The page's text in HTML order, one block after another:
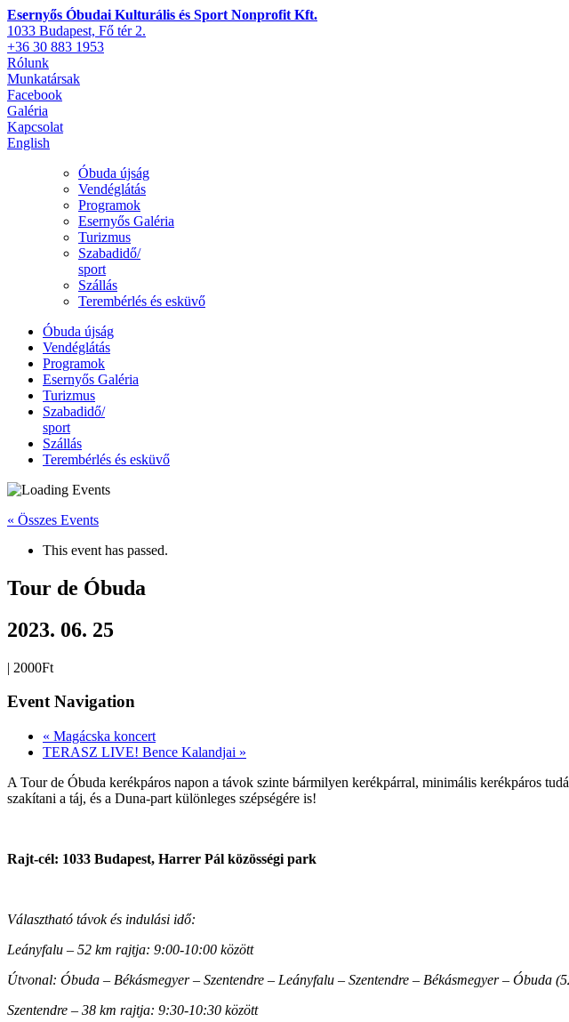
Esernyős Óbudai Kulturális és Sport Nonprofit Kft.
1033 Budapest, Fő tér 2.
+36 30 883 1953
Rólunk
Munkatársak
Facebook
Galéria
Kapcsolat
English
Óbuda újság
Vendéglátás
Programok
Esernyős Galéria
Turizmus
Szabadidő/
sport
Szállás
Terembérlés és esküvő
Óbuda újság
Vendéglátás
Programok
Esernyős Galéria
Turizmus
Szabadidő/
sport
Szállás
Terembérlés és esküvő
« Összes Events
This event has passed.
Tour de Óbuda
2023. 06. 25
| 2000Ft
Event Navigation
« Magácska koncert
TERASZ LIVE! Bence Kalandjai »
A Tour de Óbuda kerékpáros napon a távok szinte bármilyen kerékpárral, minimális kerékpáros
szakítani a táj, és a Duna-part különleges szépségére is!
Rajt-cél: 1033 Budapest, Harrer Pál közösségi park
Választható távok és indulási idő:
Leányfalu – 52 km rajtja: 9:00-10:00 között
Útvonal: Óbuda – Békásmegyer – Szentendre – Leányfalu – Szentendre – Békásmegyer – Óbuda
Szentendre – 38 km rajtja: 9:30-10:30 között